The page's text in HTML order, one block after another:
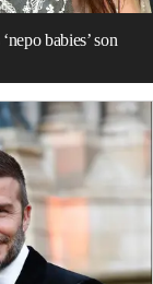
babies’ son